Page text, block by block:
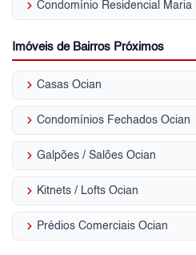
keyboard_arrow_right
Imóveis de Bairros Próximos
keyboard_arrow_right Casas Ocian
keyboard_arrow_right Condomínios Fechados Ocian
keyboard_arrow_right Galpões / Salões Ocian
keyboard_arrow_right Kitnets / Lofts Ocian
keyboard_arrow_right Prédios Comerciais Ocian